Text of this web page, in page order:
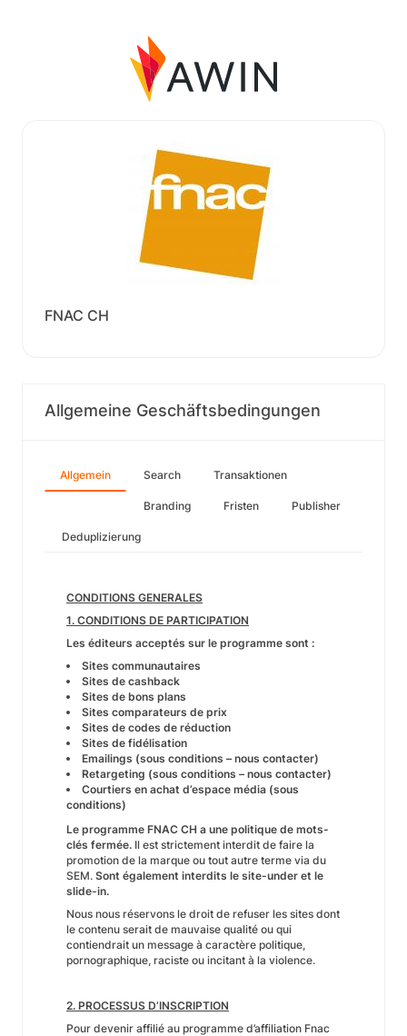
FNAC CH
Allgemeine Geschäftsbedingungen
Allgemein Search Transaktionen
Branding Fristen Publisher
Deduplizierung
CONDITIONS GENERALES
1. CONDITIONS DE PARTICIPATION
Les éditeurs acceptés sur le programme sont :
Sites communautaires
Sites de cashback
Sites de bons plans
Sites comparateurs de prix
Sites de codes de réduction
Sites de fidélisation
Emailings (sous conditions – nous contacter)
Retargeting (sous conditions – nous contacter)
Courtiers en achat d’espace média (sous
conditions)
Le programme FNAC CH a une politique de mots-
clés fermée. Il est strictement interdit de faire la
promotion de la marque ou tout autre terme via du
SEM. Sont également interdits le site-under et le
slide-in.
Nous nous réservons le droit de refuser les sites dont
le contenu serait de mauvaise qualité ou qui
contiendrait un message à caractère politique,
pornographique, raciste ou incitant à la violence.
2. PROCESSUS D’INSCRIPTION
Pour devenir affilié au programme d’affiliation Fnac